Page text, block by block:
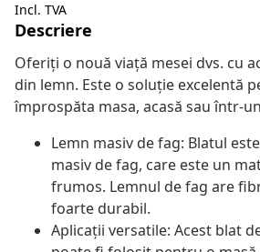
Incl. TVA
Descriere
Oferiți o nouă viață mesei dvs. cu
din lemn. Este o soluție excelentă
împrospăta masa, acasă sau într-
Lemn masiv de fag: Blatul
masiv de fag, care este un
frumos. Lemnul de fag are
foarte durabil.
Aplicații versatile: Acest blat